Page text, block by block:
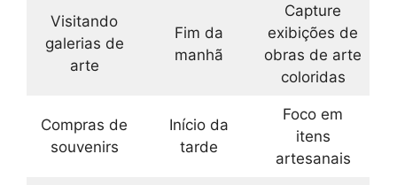
Visitando
galerias de
arte
Fim da
manhã
Capture
exibições de
obras de arte
coloridas
Compras de
souvenirs
Início da
tarde
Foco em
itens
artesanais